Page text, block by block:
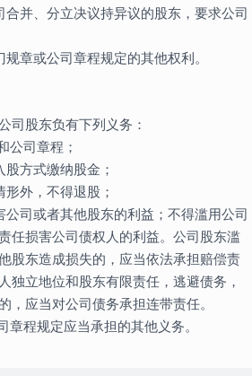
并、分立决议持异议的股东，要求公司
章或公司章程规定的其他权利。
司股东负有下列义务：
公司章程；
方式缴纳股金；
外，不得退股；
司或者其他股东的利益；不得滥用公司
任损害公司债权人的利益。公司股东滥
股东造成损失的，应当依法承担赔偿责
独立地位和股东有限责任，逃避债务，
，应当对公司债务承担连带责任。
程规定应当承担的其他义务。